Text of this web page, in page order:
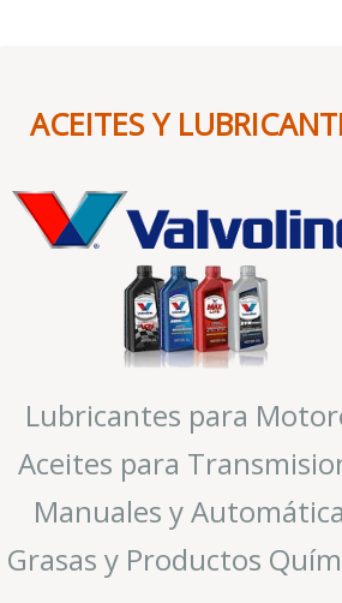
ACEITES Y
Lubricantes para
Aceites para
Manuales y
Grasas y Productos